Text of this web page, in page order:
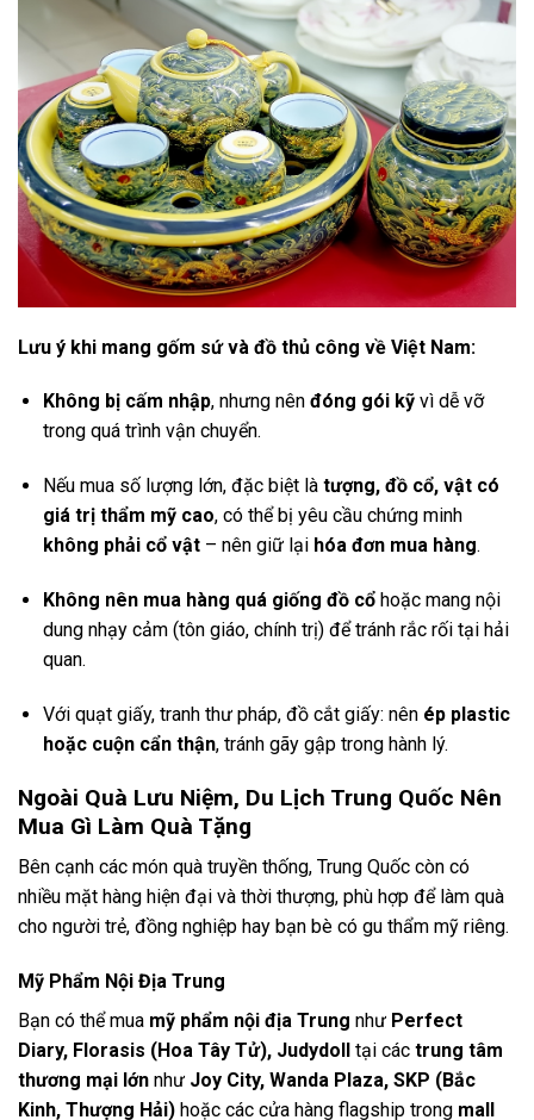
Lưu ý khi mang gốm sứ và đồ thủ công về Việt Nam:
Không bị cấm nhập, nhưng nên đóng gói kỹvì dễ vỡ
trong quá trình vận chuyển.
Nếu mua số lượng lớn, đặc biệt là tượng, đồ cổ, vật có
giá trị thẩm mỹ cao, có thể bị yêu cầu chứng minh
không phải cổ vật– nên giữ lại hóa đơn mua hàng.
Không nên mua hàng quá giống đồ cổhoặc mang nội
dung nhạy cảm (tôn giáo, chính trị) để tránh rắc rối tại hải
quan.
Với quạt giấy, tranh thư pháp, đồ cắt giấy: nên ép plastic
hoặc cuộn cẩn thận, tránh gãy gập trong hành lý.
Ngoài Quà Lưu Niệm, Du Lịch Trung Quốc Nên
Mua Gì Làm Quà Tặng
Bên cạnh các món quà truyền thống, Trung Quốc còn có
nhiều mặt hàng hiện đại và thời thượng, phù hợp để làm quà
cho người trẻ, đồng nghiệp hay bạn bè có gu thẩm mỹ riêng.
Mỹ Phẩm Nội Địa Trung
Bạn có thể mua mỹ phẩm nội địa Trung như Perfect
Diary, Florasis (Hoa Tây Tử), Judydoll tại các trung tâm
thương mại lớn như Joy City, Wanda Plaza, SKP (Bắc
Kinh, Thượng Hải) hoặc các cửa hàng flagship trong mall